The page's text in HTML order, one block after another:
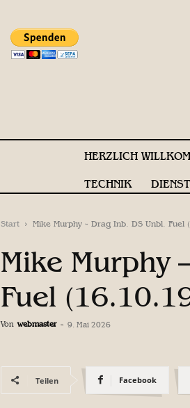
HERZLICH
TECHNIK
Start Mike Murphy - Drag Inb. DS Unbl. Fuel
Mike Murphy
Fuel
Von webmaster - 9. Mai 2026
Teilen Facebook